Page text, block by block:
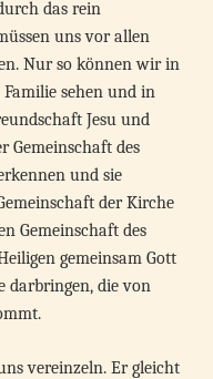
das rein
uns vor allen
Nur so können wir in
sehen und in
Jesu und
Gemeinschaft des
und sie
der Kirche
Gemeinschaft des
gemeinsam Gott
darbringen, die von
vereinzeln. Er gleicht